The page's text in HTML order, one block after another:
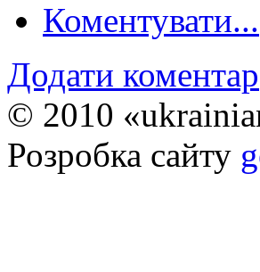
Коментувати...
Додати коментар
© 2010
Розробка сайту